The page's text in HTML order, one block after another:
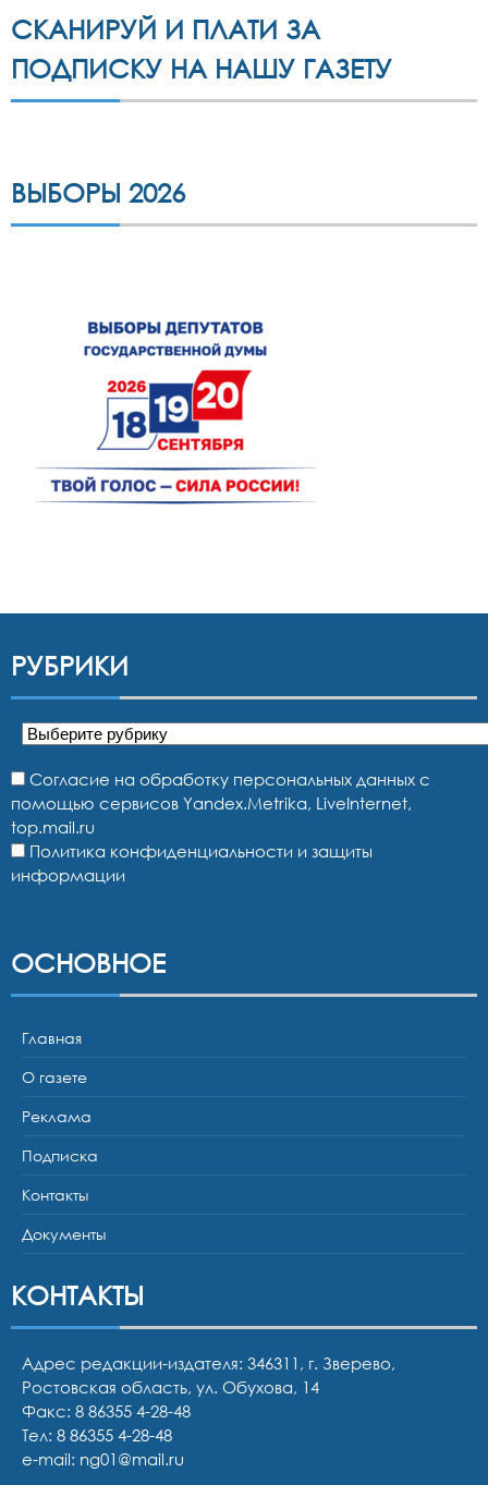
СКАНИРУЙ И ПЛАТИ ЗА
ПОДПИСКУ НА НАШУ ГАЗЕТУ
ВЫБОРЫ 2026
РУБРИКИ
Рубрики
Согласие на обработку персональных данных с
помощью сервисов Yandex.Metrika, LiveInternet,
top.mail.ru
Политика конфиденциальности и защиты
информации
ОСНОВНОЕ
Главная
О газете
Реклама
Подписка
Контакты
Документы
КОНТАКТЫ
Адрес редакции-издателя: 346311, г. Зверево,
Ростовская область, ул. Обухова, 14
Факс: 8 86355 4-28-48
Тел: 8 86355 4-28-48
e-mail: ng01@mail.ru